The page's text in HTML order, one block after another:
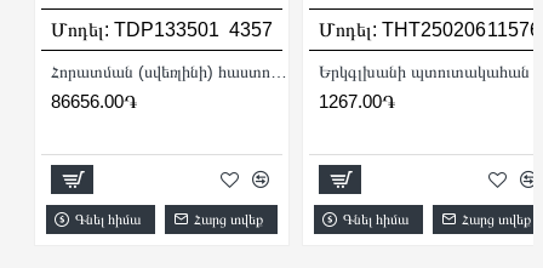
Մոդել: TDP133501 4357
Հորատման (սվեռլինի) հաստոց 350 Վտ
86656.00֏
Գնել հիմա Հարց տվեք
Մոդել: THT25020611576
1267.00֏
Գնել հիմա Հարց տվեք